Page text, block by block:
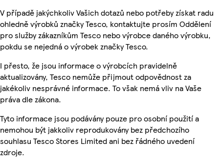
V případě jakýchkoliv Vašich dotazů nebo potřeby získat radu
ohledně výrobků značky Tesco, kontaktujte prosím Oddělení
pro služby zákazníkům Tesco nebo výrobce daného výrobku,
pokdu se nejedná o výrobek značky Tesco.
I přesto, že jsou informace o výrobcích pravidelně
aktualizovány, Tesco nemůže přijmout odpovědnost za
jakékoliv nesprávné informace. To však nemá vliv na Vaše
práva dle zákona.
Tyto informace jsou podávány pouze pro osobní použití a
nemohou být jakkoliv reprodukovány bez předchozího
souhlasu Tesco Stores Limited ani bez řádného uvedení
zdroje.